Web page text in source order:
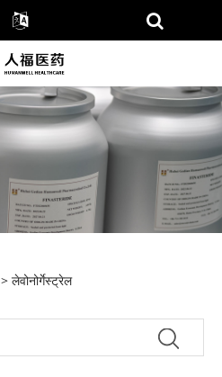
> लेवोनोर्गेस्ट्रेल